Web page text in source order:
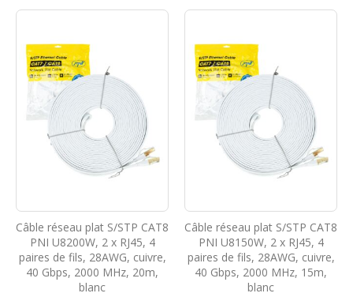
Câble réseau plat S/STP CAT8
PNI U8200W, 2 x RJ45, 4
paires de fils, 28AWG, cuivre,
40 Gbps, 2000 MHz, 20m,
blanc
Câble réseau plat S/STP CAT8
PNI U8150W, 2 x RJ45, 4
paires de fils, 28AWG, cuivre,
40 Gbps, 2000 MHz, 15m,
blanc